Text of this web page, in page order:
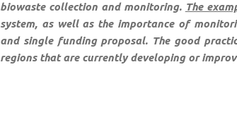
biowaste collection and monitoring. The
system, as well as the importance of
and single funding proposal. The good
regions that are currently developing or